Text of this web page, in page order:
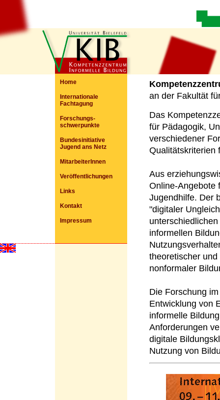
Home
Internationale
Fachtagung
Forschungs-
schwerpunkte
Bundesinitiative
Jugend ans Netz
MitarbeiterInnen
Veröffentlichungen
Links
Kontakt
Impressum
an der Fakultät
Das
für Pädagogik,
verschiedener
Qualitätskriterien
Aus
Online-Angebote
Jugendhilfe. Der
"digitaler
informellen
theoretischer
nonformaler
Die Forschung
Entwicklung von
informelle
Anforderungen
digitale
Nutzung von